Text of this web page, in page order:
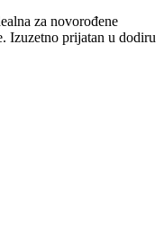
za novorođene
Izuzetno prijatan u dodiru